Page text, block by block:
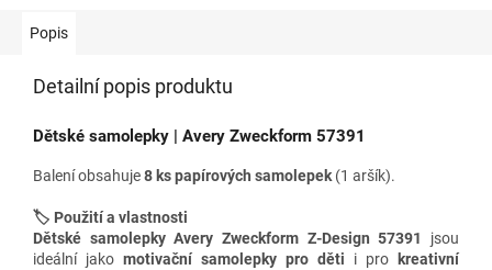
Popis
Detailní popis produktu
Dětské samolepky | Avery Zweckform 57391
Balení obsahuje8 ks papírových samolepek(1 aršík).
🏷️ Použití a vlastnosti
Dětské samolepky Avery Zweckform Z-Design 57391
jsou
ideální jako motivační samolepky pro děti i pro
kreativní